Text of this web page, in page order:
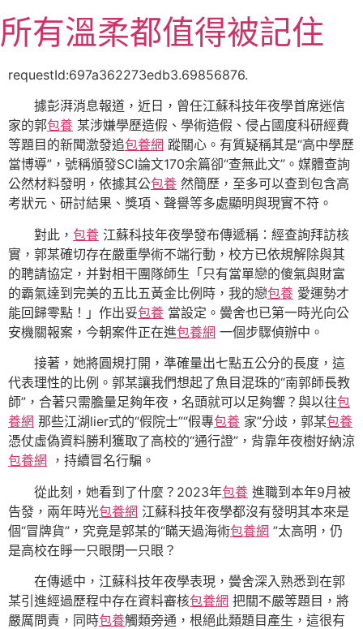
至
主所有溫柔都值得被記住
requestId:697a362273edb3.69856876.
據彭湃消息報道，近日，曾任江蘇科技年夜學首席迷信
家的郭包養 某涉嫌學歷造假、學術造假、侵占國度科研經費
等題目的新聞激發追包養網 蹤關心。有質疑稱其是“高中學歷
當博導”，號稱頒發SCI論文170余篇卻“查無此文”。媒體查詢
公然材料發明，依據其公包養 然簡歷，至多可以查到包含高
考狀元、研討結果、獎項、聲譽等多處顯明與現實不符。
對此， 包養 江蘇科技年夜學發布傳遞稱：經查詢拜訪核
實，郭某確切存在嚴重學術不端行動，校方已依規解除與其
的聘請協定，并對相干團隊師生「只有當單戀的傻氣與財富
的霸氣達到完美的五比五黃金比例時，我的戀包養 愛運勢才
能回歸零點！」作出妥包養 當設定。黌舍也已第一時光向公
安機關報案，今朝案件正在進包養網 一個步驟偵辦中。
接著，她將圓規打開，準確量出七點五公分的長度，這
代表理性的比例。郭某讓我們想起了魚目混珠的“南郭師長教
師”，合著只需膽量足夠年夜，名頭就可以足夠響？與以往包
養網 那些江湖lier式的“假院士”“假專包養 家”分歧，郭某包養
憑仗虛偽資料勝利獲取了高校的“通行證”，背靠年夜樹好納涼
包養網 ，持續冒名行騙。
從此刻，她看到了什麼？2023年包養 進職到本年9月被
告發，兩年時光包養網 江蘇科技年夜學都沒有發明其本來是
個“冒牌貨”，究竟是郭某的“瞞天過海術包養網 ”太高明，仍
是高校在睜一只眼閉一只眼？
在傳遞中，江蘇科技年夜學表現，黌舍深入熟悉到在郭
某引進經過歷程中存在資料審核包養網 把關不嚴等題目，將
嚴厲問責，同時包養觸類旁通，根絕此類題目產生，這很有